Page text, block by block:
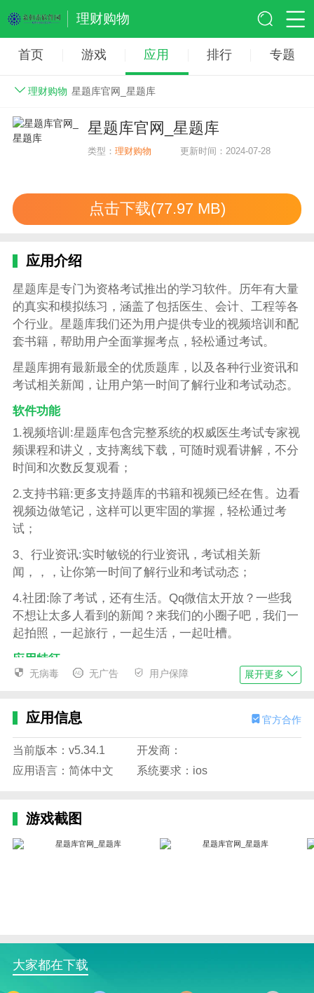
理财购物
首页 游戏 应用 排行 专题
理财购物 星题库官网_星题库
星题库官网_星题库
类型：理财购物 更新时间：2024-07-28
点击下载(77.97 MB)
应用介绍
星题库是专门为资格考试推出的学习软件。历年有大量
的真实和模拟练习，涵盖了包括医生、会计、工程等各
个行业。星题库我们还为用户提供专业的视频培训和配
套书籍，帮助用户全面掌握考点，轻松通过考试。
星题库拥有最新最全的优质题库，以及各种行业资讯和
考试相关新闻，让用户第一时间了解行业和考试动态。
软件功能
1.视频培训:星题库包含完整系统的权威医生考试专家视
频课程和讲义，支持离线下载，可随时观看讲解，不分
时间和次数反复观看；
2.支持书籍:更多支持题库的书籍和视频已经在售。边看
视频边做笔记，这样可以更牢固的掌握，轻松通过考
试；
3、行业资讯:实时敏锐的行业资讯，考试相关新
闻，，，让你第一时间了解行业和考试动态；
4.社团:除了考试，还有生活。Qq微信太开放？一些我
不想让太多人看到的新闻？来我们的小圈子吧，我们一
起拍照，一起旅行，一起生活，一起吐槽。
应用特征
1、投注，绝密投注，覆盖95%的考点；让你准备考试
2.网上有很多练习可以刷，掌握更多类型的题型。
3.可以更好的在线学习，汇集全网优质教学资源。
4.视频教学可以在不同时间反复观看，不断巩固和加强
边肖评估
1.从正面学习软件！星题库不仅可以为您提供优质的考
费反复检查。
无病毒 无广告 用户保障 展开更多
应用信息 官方合作
当前版本：v5.34.1
开发商：
应用语言：简体中文
系统要求：ios
游戏截图
大家都在下载